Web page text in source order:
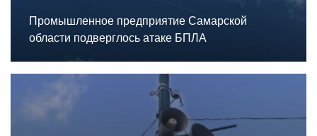
Промышленное предприятие Самарской
области подверглось атаке БПЛА